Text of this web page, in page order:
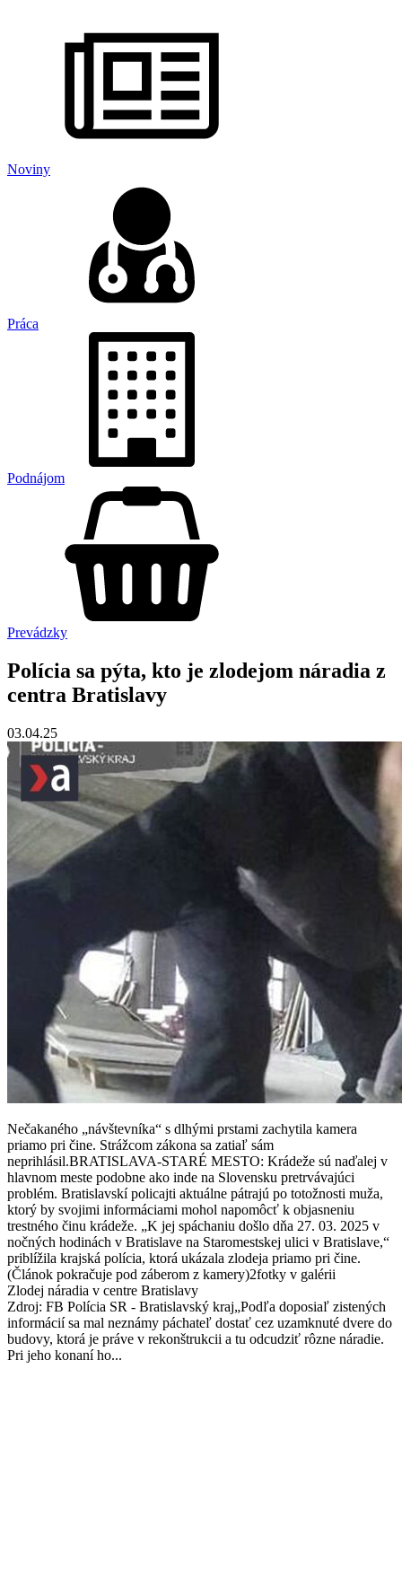
Noviny
Práca
Podnájom
Prevádzky
Polícia sa pýta, kto je zlodejom náradia z
centra Bratislavy
03.04.25
Nečakaného „návštevníka“ s dlhými prstami zachytila kamera
priamo pri čine. Strážcom zákona sa zatiaľ sám
neprihlásil.BRATISLAVA-STARÉ MESTO: Krádeže sú naďalej v
hlavnom meste podobne ako inde na Slovensku pretrvávajúci
problém. Bratislavskí policajti aktuálne pátrajú po totožnosti muža,
ktorý by svojimi informáciami mohol napomôcť k objasneniu
trestného činu krádeže. „K jej spáchaniu došlo dňa 27. 03. 2025 v
nočných hodinách v Bratislave na Staromestskej ulici v Bratislave,“
priblížila krajská polícia, ktorá ukázala zlodeja priamo pri čine.
(Článok pokračuje pod záberom z kamery)2fotky v galérii
Zlodej náradia v centre Bratislavy
Zdroj: FB Polícia SR - Bratislavský kraj„Podľa doposiaľ zistených
informácií sa mal neznámy páchateľ dostať cez uzamknuté dvere do
budovy, ktorá je práve v rekonštrukcii a tu odcudziť rôzne náradie.
Pri jeho konaní ho...